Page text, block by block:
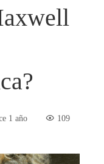
1 año 109